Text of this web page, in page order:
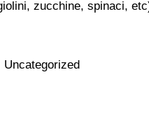
zucchine, spinaci,
Uncategorized